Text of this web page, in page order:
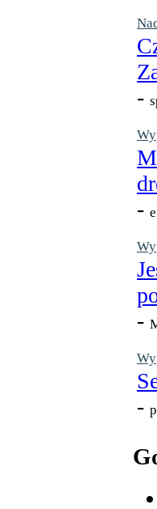
-
-
-
-